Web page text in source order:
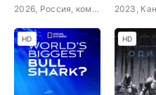
2026, Россия, комедия
HD HD